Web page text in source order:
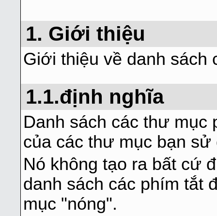
1. Giới thiệu
Giới thiệu về danh sách
1.1.định nghĩa
Danh sách các thư mục
của các thư mục bạn
Nó không tạo ra bất cứ
danh sách các phím tắt
mục "nóng".